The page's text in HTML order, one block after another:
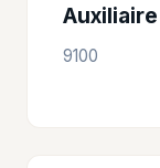
9100